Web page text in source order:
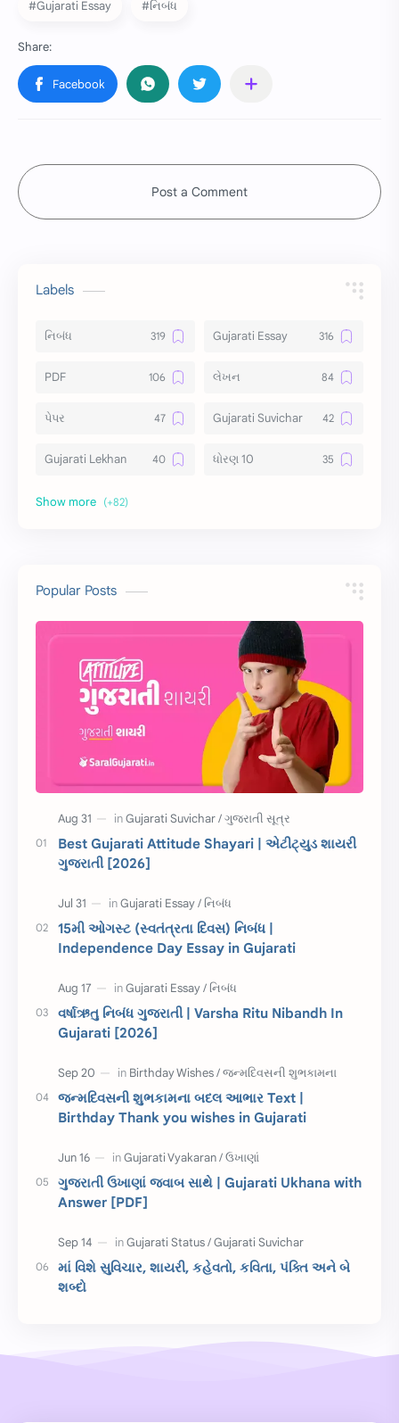
#Gujarati Essay #નિબંધ
Post a Comment
Labels
નિબંધ Gujarati Essay
PDF લેખન
પેપર Gujarati Suvichar
Gujarati Lekhan ધોરણ 10
અર્થ વિસ્તાર
10 વાક્યો
સુવિચાર Gujarati Vyakaran
આરતી
અહેવાલ લેખન શુભેચ્છા સંદેશ
ગુજરાતી શબ્દો
ધોરણ 5 માહિતી
ગુજરાતી સૂત્ર
ચાલીસા
દિવાળી સમાનાર્થી શબ્દો
સ્પીચ ગુજરાતી Textbook PDF
રક્ષાબંધન 26 જાન્યુઆરી
જાણવા જેવું
શિક્ષક દિવસ ઉત્તરાયણ
કહેવતો Birthday Wishes
Gujarati Slogans Gujarati Speech
ગુજરાતી વ્યાકરણ
જ્ઞાન સાધના પરીક્ષા Lekhan
Merit List
Popular Posts
Best Gujarati Attitude Shayari | એટીટ્યુડ શાયરી
ગુજરાતી [2026]
15મી ઓગસ્ટ (સ્વતંત્રતા દિવસ) નિબંધ |
Independence Day Essay in Gujarati
વર્ષાઋતુ નિબંધ ગુજરાતી | Varsha Ritu Nibandh In
Gujarati [2026]
જન્મદિવસની શુભકામના બદલ આભાર Text |
Birthday Thank you wishes in Gujarati
ગુજરાતી ઉખાણાં જવાબ સાથે | Gujarati Ukhana with
Answer [PDF]
માં વિશે સુવિચાર, શાયરી, કહેવતો, કવિતા, પંક્તિ અને બે
શબ્દો